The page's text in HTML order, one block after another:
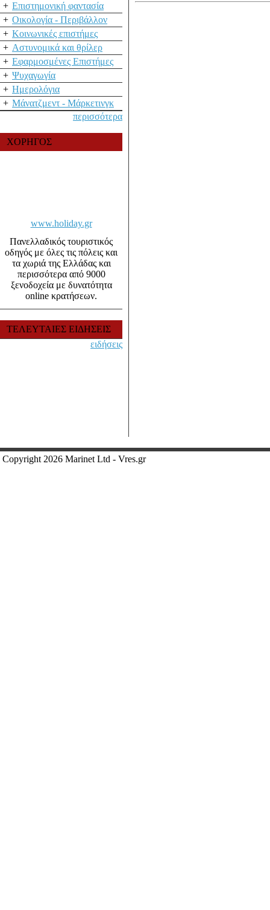
+ Επιστημονική φαντασία
+ Οικολογία - Περιβάλλον
+ Κοινωνικές επιστήμες
+ Αστυνομικά και θρίλερ
+ Εφαρμοσμένες Επιστήμες
+ Ψυχαγωγία
+ Ημερολόγια
+ Μάνατζμεντ - Μάρκετινγκ
περισσότερα
ΧΟΡΗΓΟΣ
www.holiday.gr
Πανελλαδικός τουριστικός
οδηγός με όλες τις πόλεις και
τα χωριά της Ελλάδας και
περισσότερα από 9000
ξενοδοχεία με δυνατότητα
online κρατήσεων.
ΤΕΛΕΥΤΑΙΕΣ ΕΙΔΗΣΕΙΣ
ειδήσεις
Copyright 2026 Marinet Ltd - Vres.gr